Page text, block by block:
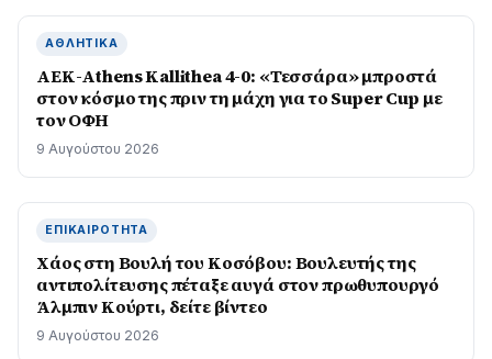
ΑΘΛΗΤΙΚΆ
ΑΕΚ-Athens Kallithea 4-0: «Τεσσάρα» μπροστά
στον κόσμο της πριν τη μάχη για το Super Cup με
τον ΟΦΗ
9 Αυγούστου 2026
ΕΠΙΚΑΙΡΌΤΗΤΑ
Χάος στη Βουλή του Κοσόβου: Βουλευτής της
αντιπολίτευσης πέταξε αυγά στον πρωθυπουργό
Άλμπιν Κούρτι, δείτε βίντεο
9 Αυγούστου 2026